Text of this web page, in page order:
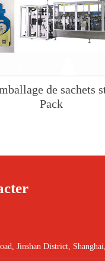
de sachets
Pack
Jinshan District,